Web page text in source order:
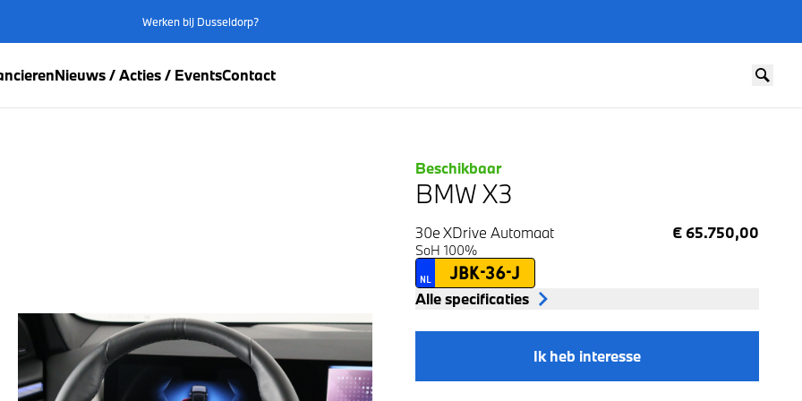
Werken bij Dusseldorp?
Nieuws / Acties / EventsContact
Beschikbaar
BMW X3
30e XDrive Automaat € 65.750,00
SoH 100%
NL JBK-36-J
Alle specificaties
Ik heb interesse